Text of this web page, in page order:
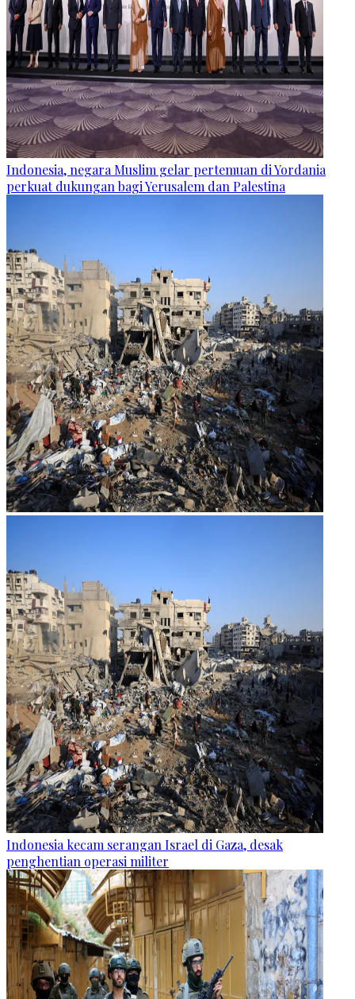
Indonesia, negara Muslim gelar pertemuan di Yordania
perkuat dukungan bagi Yerusalem dan Palestina
Indonesia kecam serangan Israel di Gaza, desak
penghentian operasi militer